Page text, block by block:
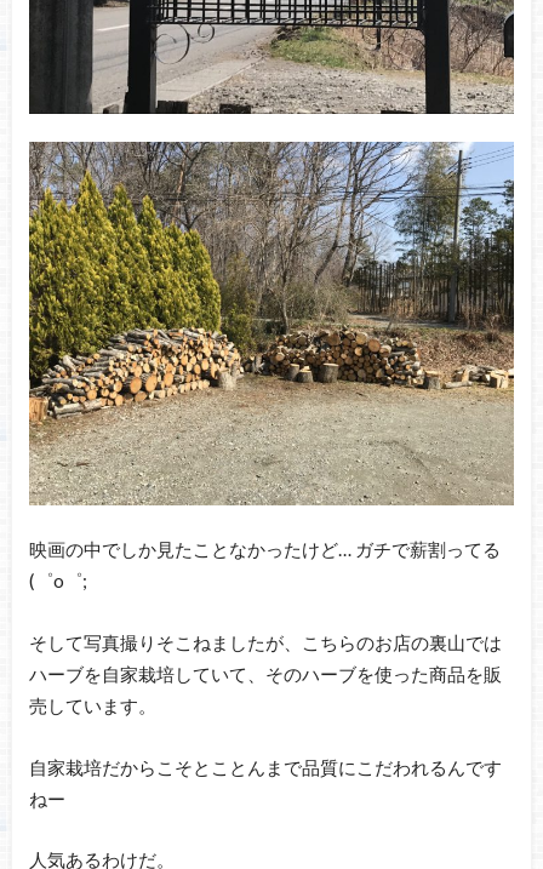
映画の中でしか見たことなかったけど… ガチで薪割ってる
(゜o゜;
そして写真撮りそこねましたが、こちらのお店の裏山では
ハーブを自家栽培していて、そのハーブを使った商品を販
売しています。
自家栽培だからこそとことんまで品質にこだわれるんです
ねー
人気あるわけだ。